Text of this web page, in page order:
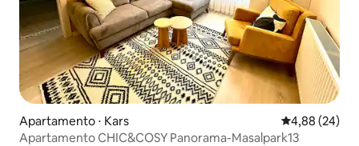
Apartamento ⋅ Kars 4,88 de uma
4,88 (24)
Apartamento CHIC&COSY Panorama-Masalpark13